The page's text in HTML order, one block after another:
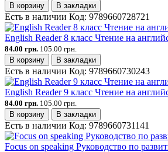
В корзину
В закладки
Есть в наличии Код: 9789660728721
English Reader 8 класс Чтение на
84.00 грн. 105.00 грн.
В корзину
В закладки
Есть в наличии Код: 9789660730243
English Reader 9 класс Чтение на
84.00 грн. 105.00 грн.
В корзину
В закладки
Есть в наличии Код: 9789660731141
Focus on speaking Руководство по